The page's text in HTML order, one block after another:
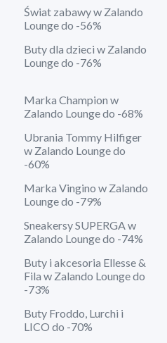
Świat zabawy w Zalando
Lounge do -56%
Buty dla dzieci w Zalando
Lounge do -76%
Marka Champion w
Zalando Lounge do -68%
Ubrania Tommy Hilfiger
w Zalando Lounge do
-60%
Marka Vingino w Zalando
Lounge do -79%
Sneakersy SUPERGA w
Zalando Lounge do -74%
Buty i akcesoria Ellesse &
Fila w Zalando Lounge do
-73%
Buty Froddo, Lurchi i
LICO do -70%